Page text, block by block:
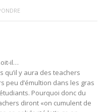
il…
qu’il y aura des teachers
peu d’émultion dans les gras
Pourquoi donc du
diront «on cumulent de